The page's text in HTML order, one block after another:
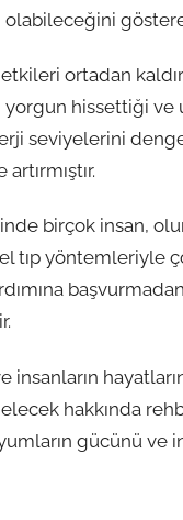
olabileceğini
ortadan
yorgun hissettiği ve
seviyelerini
birçok insan,
tıp yöntemleriyle
insanların
hakkında
gücünü ve